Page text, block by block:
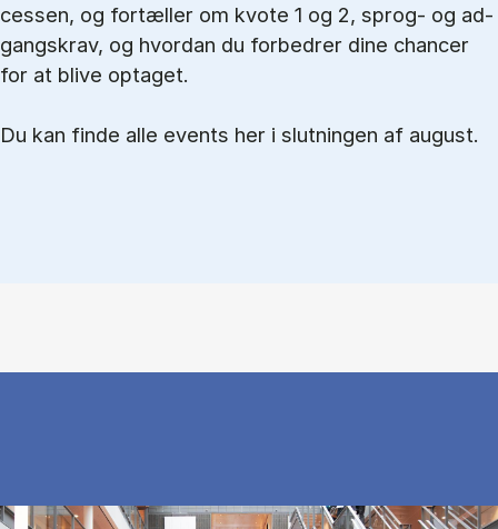
ces­sen, og for­tæl­ler om kvo­te 1 og 2, sprog- og ad­
gangs­krav, og hvordan du forbedrer dine chancer
for at blive optaget.
Du kan finde alle events her i slutningen af august.